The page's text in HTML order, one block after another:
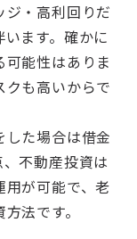
ジ・高利回りだ
ます。確かに
能性はありま
も高いからで
した場合は借金
不動産投資は
が可能で、老
法です。